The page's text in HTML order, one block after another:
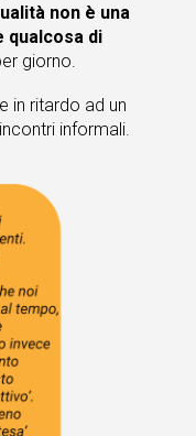
non è una
di
giorno.
in ritardo ad un
informali.